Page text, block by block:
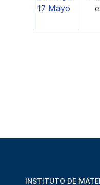
17 Mayo
INSTITUTO DE